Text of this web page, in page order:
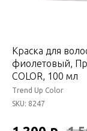
Краска для
фиолетовый,
COLOR, 100 мл
Trend Up Color
SKU: 8247